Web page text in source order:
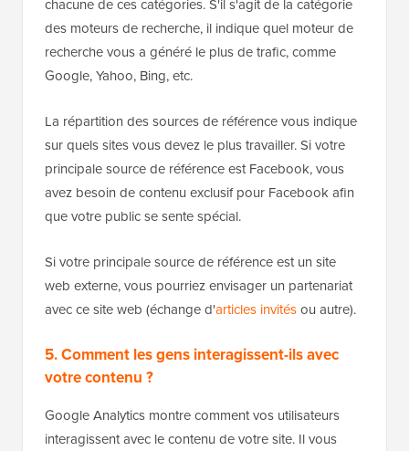
chacune de ces catégories. S'il s'agit de la catégorie
des moteurs de recherche, il indique quel moteur de
recherche vous a généré le plus de trafic, comme
Google, Yahoo, Bing, etc.
La répartition des sources de référence vous indique
sur quels sites vous devez le plus travailler. Si votre
principale source de référence est Facebook, vous
avez besoin de contenu exclusif pour Facebook afin
que votre public se sente spécial.
Si votre principale source de référence est un site
web externe, vous pourriez envisager un partenariat
avec ce site web (échange d'articles invitésou autre).
5. Comment les gens interagissent-ils avec
votre contenu ?
Google Analytics montre comment vos utilisateurs
interagissent avec le contenu de votre site. Il vous